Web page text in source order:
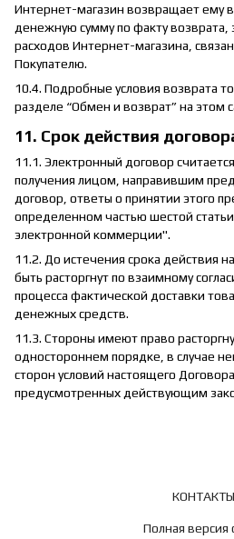
Интернет-магазин возвращает ему
денежную сумму по факту
расходов Интернет-магазина,
Покупателю.
10.4. Подробные условия возврата
разделе “Обмен и возврат” на этом
11. Срок действия
11.1. Электронный договор
получения лицом, направившим
договор, ответы о принятии этого
определенном частью шестой
электронной коммерции".
11.2. До истечения срока действия
быть расторгнут по взаимному
процесса фактической доставки
денежных средств.
11.3. Стороны имеют право
одностороннем порядке, в случае
сторон условий настоящего Договора
предусмотренных действующим
КОНТАКТЫ
Полная версия